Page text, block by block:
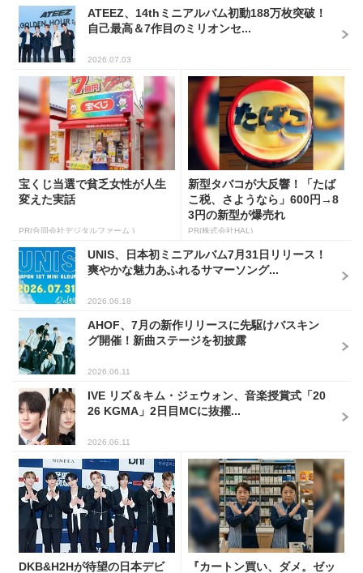
ATEEZ、14thミニアルバム初動188万枚突破！
自己最高＆7作目のミリオンセ...
2026.07.03
宝くじ当選で貧乏女性が人生
変えた実話
PR(合同会社デジタルファーム )
新型タバコが大反響！「たば
こ税、さようなら」600円→8
3円の新型が爆売れ
PR(株式会社HAL)
UNIS、日本初ミニアルバム7月31日リリース！
爽やかな魅力あふれるサマーソング...
2026.06.18
AHOF、7月の新作リリースに先駆けバスキン
グ開催！新曲ステージを初披露
2026.06.11
IVE リズ＆キム・ジェウォン、音楽授賞式「20
26 KGMA」2日目MCに抜擢...
2026.06.11
DKB&H2Hが待望の日本デビ
『カートン買い、ダメ。ゼッ